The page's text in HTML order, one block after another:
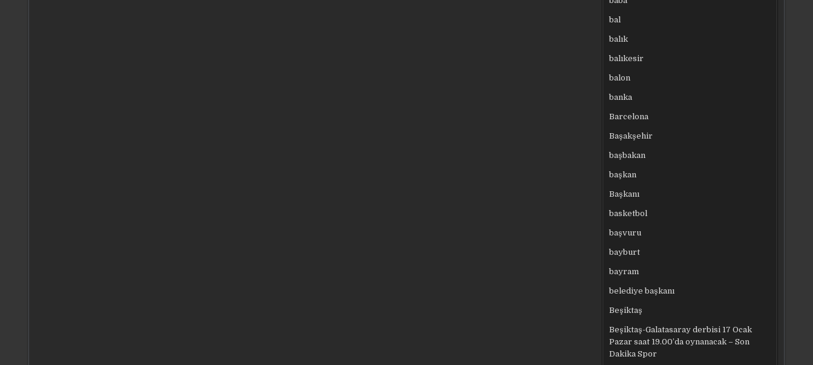
bal
balık
balıkesir
balon
banka
Barcelona
Başakşehir
başbakan
başkan
Başkanı
basketbol
başvuru
bayburt
bayram
belediye başkanı
Beşiktaş
Beşiktaş-Galatasaray derbisi 17 Ocak
Pazar saat 19.00’da oynanacak – Son
Dakika Spor